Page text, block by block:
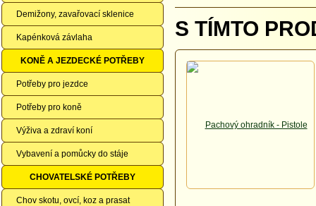
Demižony, zavařovací sklenice
Kapénková závlaha
KONĚ A JEZDECKÉ POTŘEBY
Potřeby pro jezdce
Potřeby pro koně
Výživa a zdraví koní
Vybavení a pomůcky do stáje
CHOVATELSKÉ POTŘEBY
Chov skotu, ovcí, koz a prasat
S TÍMTO